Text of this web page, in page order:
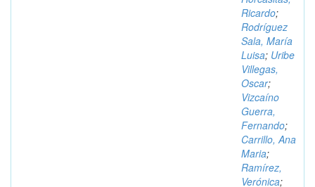
Ricardo;
Rodríguez
Sala, María
Luisa; Uribe
Villegas,
Oscar;
Vizcaíno
Guerra,
Fernando;
Carrillo, Ana
Maria;
Ramírez,
Verónica;